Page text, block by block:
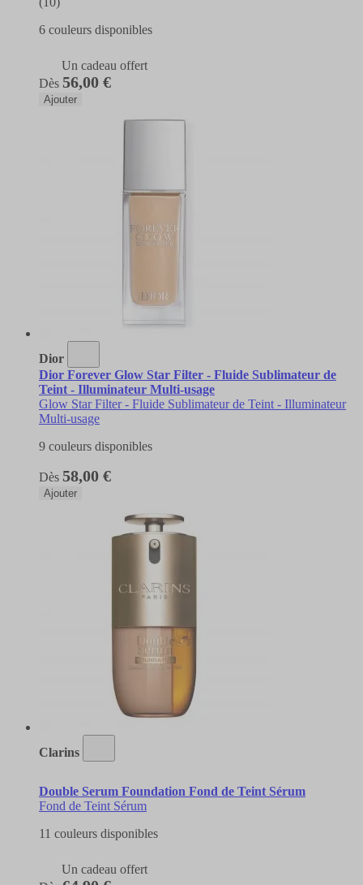
6 couleurs disponibles
Un cadeau offert
Dès 56,00 €
Ajouter
Dior
Dior Forever Glow Star Filter - Fluide Sublimateur de
Teint - Illuminateur Multi-usage
Glow Star Filter - Fluide Sublimateur de Teint - Illuminateur
Multi-usage
9 couleurs disponibles
Dès 58,00 €
Ajouter
Clarins
Double Serum Foundation Fond de Teint Sérum
Fond de Teint Sérum
11 couleurs disponibles
Un cadeau offert